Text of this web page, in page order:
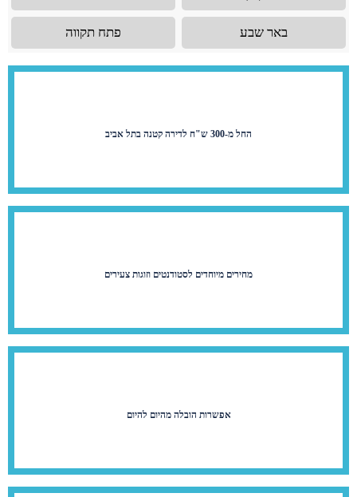
באר שבע פתח תקווה
החל מ-300 ש"ח לדירה קטנה בתל אביב
מחירים מיוחדים לסטודנטים וזוגות צעירים
אפשרות הובלה מהיום להיום